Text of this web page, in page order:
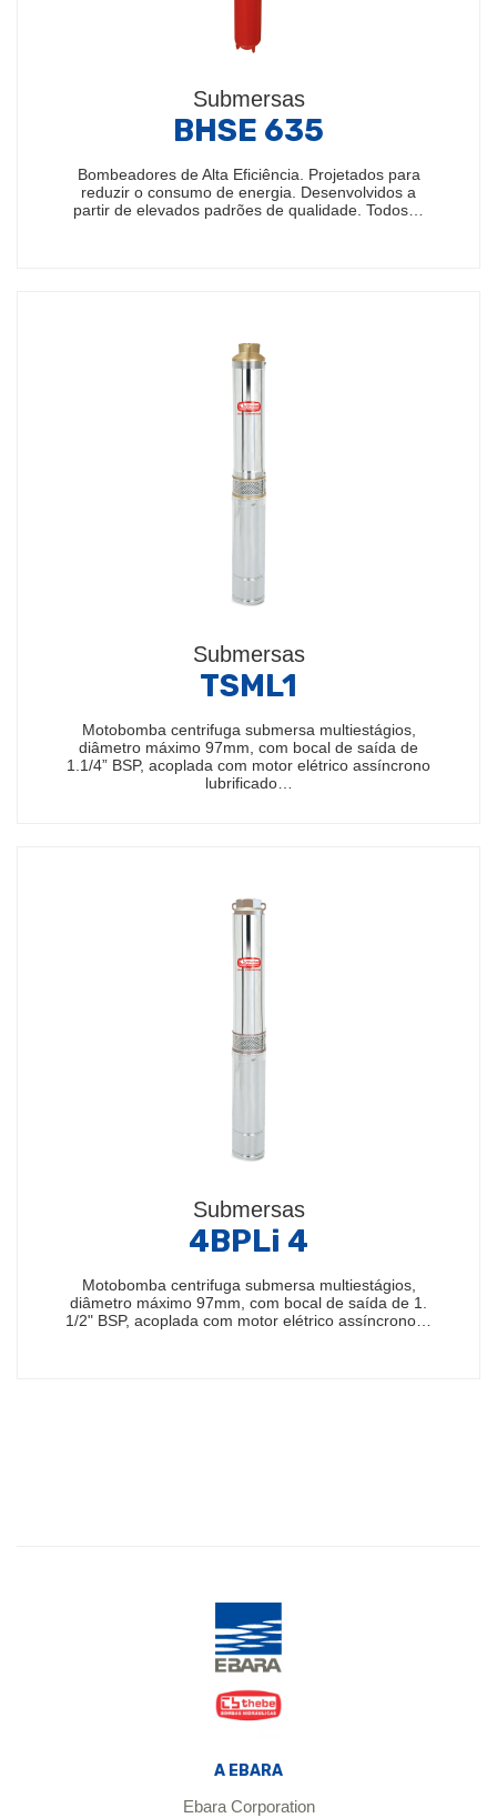
Submersas
BHSE 635
Bombeadores de Alta Eficiência. Projetados para
reduzir o consumo de energia. Desenvolvidos a
partir de elevados padrões de qualidade. Todos…
Submersas
TSML1
Motobomba centrifuga submersa multiestágios,
diâmetro máximo 97mm, com bocal de saída de
1.1/4” BSP, acoplada com motor elétrico assíncrono
lubrificado…
Submersas
4BPLi 4
Motobomba centrifuga submersa multiestágios,
diâmetro máximo 97mm, com bocal de saída de 1.
1/2" BSP, acoplada com motor elétrico assíncrono…
A EBARA
Ebara Corporation